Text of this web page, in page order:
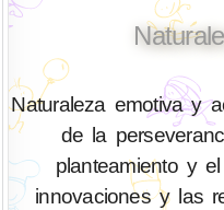
Naturaleza emotiva y
de la
planteamiento y
innovaciones y las